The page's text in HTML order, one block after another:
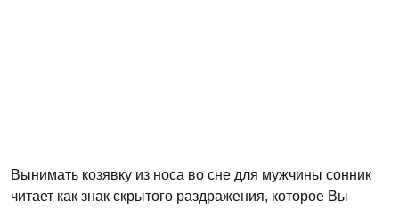
Вынимать козявку из носа во сне для мужчины сонник
читает как знак скрытого раздражения, которое Вы